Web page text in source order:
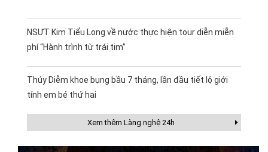
NSƯT Kim Tiểu Long về nước thực hiện tour diễn miễn
phí “Hành trình từ trái tim”
Thúy Diễm khoe bụng bầu 7 tháng, lần đầu tiết lộ giới
tính em bé thứ hai
Xem thêm Làng nghệ 24h